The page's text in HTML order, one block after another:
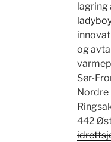
lagring
og
Sør-
Nordre
442